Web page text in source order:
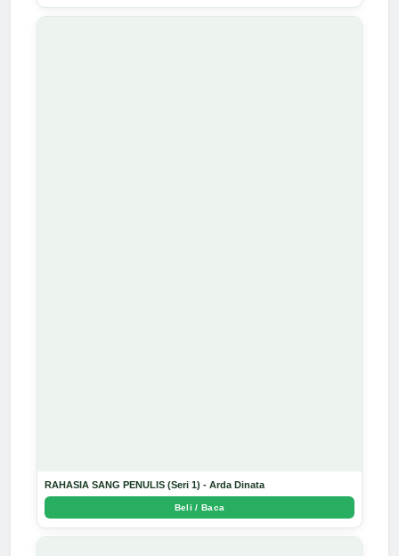
RAHASIA SANG PENULIS (Seri 1) - Arda Dinata
Beli / Baca